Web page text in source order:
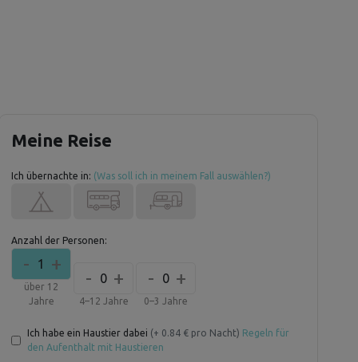
Meine Reise
Ich übernachte in: (Was soll ich in meinem Fall auswählen?)
Anzahl der Personen:
- +
1
über 12
Jahre
- +
0
4–12 Jahre
- +
0
0–3 Jahre
Ich habe ein Haustier dabei (+ 0.84 € pro Nacht) Regeln für
den Aufenthalt mit Haustieren